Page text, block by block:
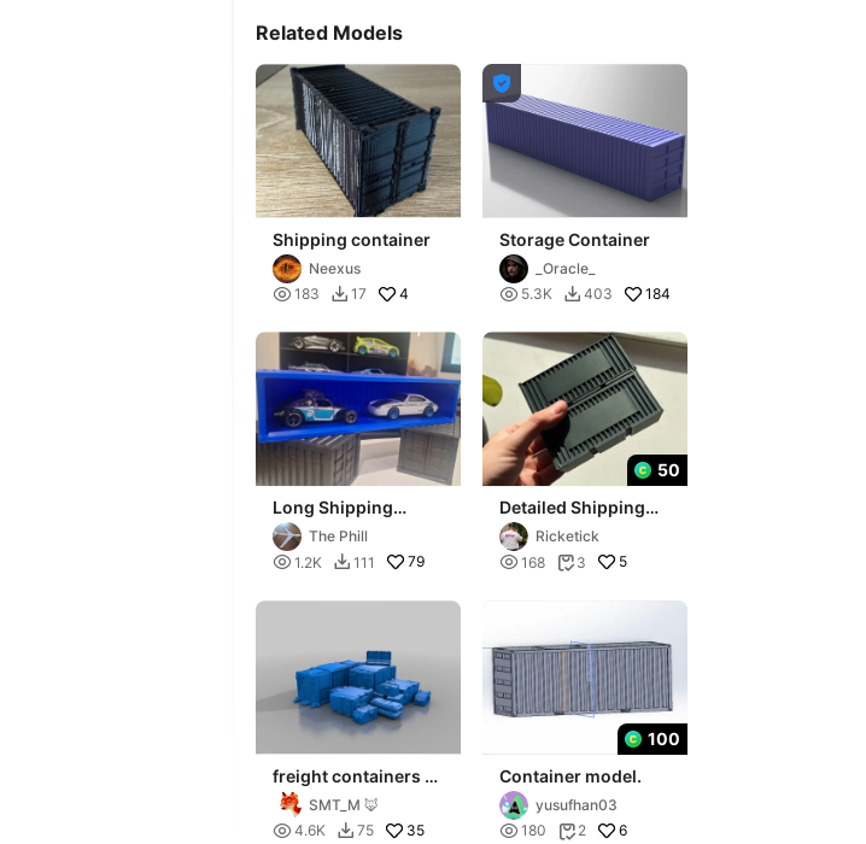
Related Models
Shipping container
Neexus
 183  17 4

Storage Container
_Oracle_
 5.3K  403 184
Long Shipping
Container
HotWheels 1/64
The Phill
 1.2K  111 79
50
Detailed Shipping
containerRicketick
 168  3 5
freight containers -
scifi - terrain
SMT_M 🦊
 4.6K  75 35
100
Container model.
yusufhan03
 180  2 6